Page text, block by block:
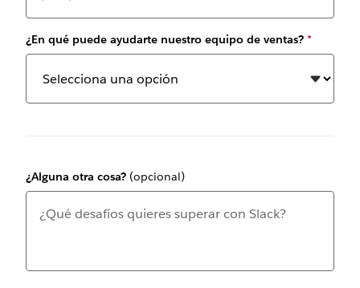
¿En qué puede ayudarte nuestro equipo de ventas? *
¿Alguna otra cosa? (opcional)